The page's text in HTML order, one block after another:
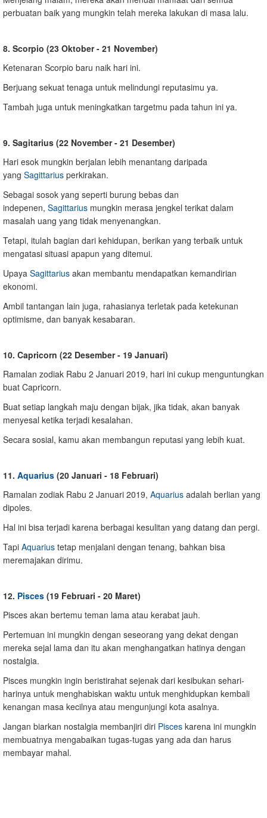
perbuatan baik yang mungkin telah mereka lakukan di masa lalu.
8. Scorpio (23 Oktober - 21 November)
Ketenaran Scorpio baru naik hari ini.
Berjuang sekuat tenaga untuk melindungi reputasimu ya.
Tambah juga untuk meningkatkan targetmu pada tahun ini ya.
9. Sagitarius (22 November - 21 Desember)
Hari esok mungkin berjalan lebih menantang daripada
yang Sagittarius perkirakan.
Sebagai sosok yang seperti burung bebas dan
indepenen, Sagittarius mungkin merasa jengkel terikat dalam
masalah uang yang tidak menyenangkan.
Tetapi, itulah bagian dari kehidupan, berikan yang terbaik untuk
mengatasi situasi apapun yang ditemui.
Upaya Sagittarius akan membantu mendapatkan kemandirian
ekonomi.
Ambil tantangan lain juga, rahasianya terletak pada ketekunan
optimisme, dan banyak kesabaran.
10. Capricorn (22 Desember - 19 Januari)
Ramalan zodiak Rabu 2 Januari 2019, hari ini cukup menguntungkan
buat Capricorn.
Buat setiap langkah maju dengan bijak, jika tidak, akan banyak
menyesal ketika terjadi kesalahan.
Secara sosial, kamu akan membangun reputasi yang lebih kuat.
11. Aquarius (20 Januari - 18 Februari)
Ramalan zodiak Rabu 2 Januari 2019, Aquarius adalah berlian yang
dipoles.
Hal ini bisa terjadi karena berbagai kesulitan yang datang dan pergi.
Tapi Aquarius tetap menjalani dengan tenang, bahkan bisa
meremajakan dirimu.
12. Pisces (19 Februari - 20 Maret)
Pisces akan bertemu teman lama atau kerabat jauh.
Pertemuan ini mungkin dengan seseorang yang dekat dengan
mereka sejal lama dan itu akan menghangatkan hatinya dengan
nostalgia.
Pisces mungkin ingin beristirahat sejenak dari kesibukan sehari-
harinya untuk menghabiskan waktu untuk menghidupkan kembali
kenangan masa kecilnya atau mengunjungi kota asalnya.
Jangan biarkan nostalgia membanjiri diri Pisces karena ini mungkin
membuatnya mengabaikan tugas-tugas yang ada dan harus
membayar mahal.